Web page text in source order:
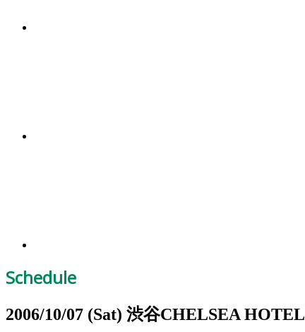
Schedule
2006/10/07 (Sat) 渋谷CHELSEA HOTEL